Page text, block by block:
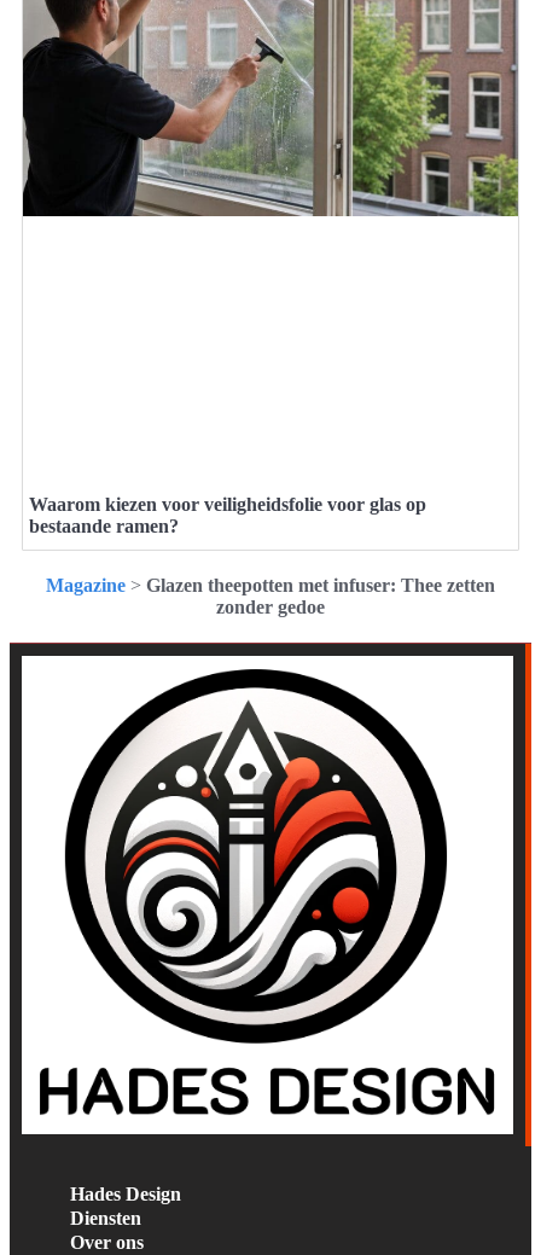
Waarom kiezen voor veiligheidsfolie voor glas op
bestaande ramen?
Magazine > Glazen theepotten met infuser: Thee zetten
zonder gedoe
Hades Design
Diensten
Over ons